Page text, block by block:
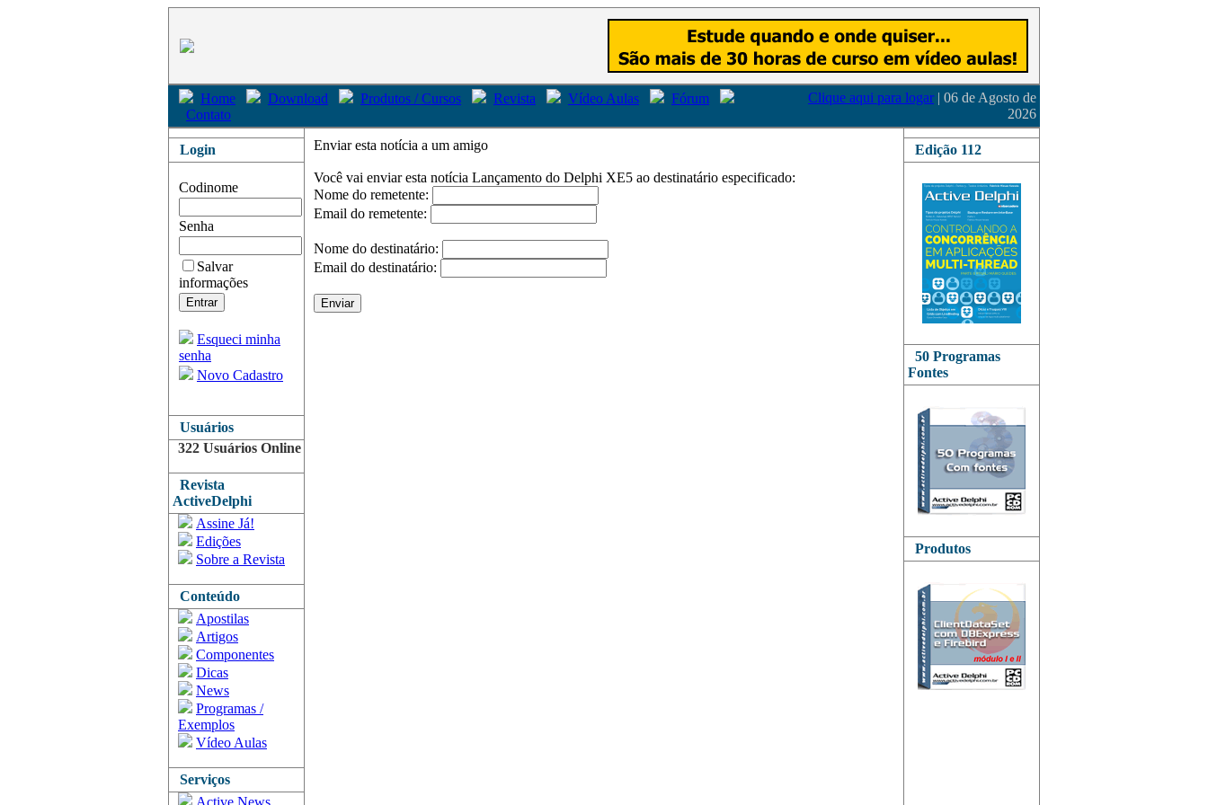
Home Download Produtos / Cursos Revista Vídeo Aulas
Fórum
Contato
Clique aqui para logar | 06 de Agosto de
2026
Login
Codinome
Senha
Salvar
informações
Esqueci minha
senha
Novo Cadastro
Usuários
322 Usuários Online
Revista
ActiveDelphi
Assine Já!
Edições
Sobre a Revista
Conteúdo
Apostilas
Artigos
Componentes
Dicas
News
Programas /
Exemplos
Vídeo Aulas
Serviços
Active News
Enviar esta notícia a um amigo
Você vai enviar esta notícia Lançamento do Delphi XE5 ao destinatário especificado:
Nome do remetente:
Email do remetente:
Nome do destinatário:
Email do destinatário:
Edição 112
50 Programas
Fontes
Produtos